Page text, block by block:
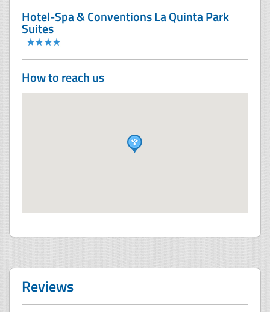
Hotel-Spa & Conventions La Quinta Park
Suites
How to reach us
Reviews